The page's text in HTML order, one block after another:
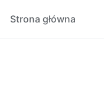
Strona główna